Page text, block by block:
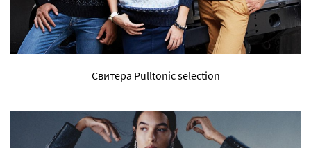
Свитера Pulltonic selection